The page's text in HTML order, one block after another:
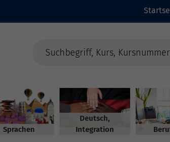
Sprachen
Deutsch,
Integration